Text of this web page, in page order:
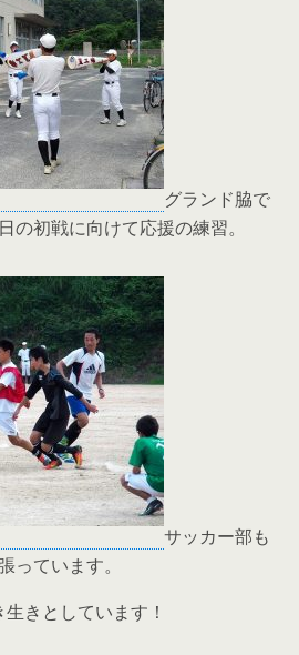
グランド脇で
の初戦に向けて応援の練習。
サッカー部も
っています。
きとしています！